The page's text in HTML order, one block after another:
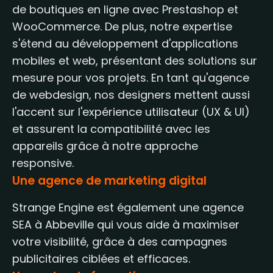
de boutiques en ligne avec Prestashop et
WooCommerce. De plus, notre expertise
s'étend au développement d'applications
mobiles et web, présentant des solutions sur
mesure pour vos projets. En tant qu'agence
de webdesign, nos designers mettent aussi
l'accent sur l'expérience utilisateur (UX & UI)
et assurent la compatibilité avec les
appareils grâce à notre approche
responsive.
Une agence de marketing digital
Strange Engine est également une agence
SEA à Abbeville qui vous aide à maximiser
votre visibilité, grâce à des campagnes
publicitaires ciblées et efficaces.